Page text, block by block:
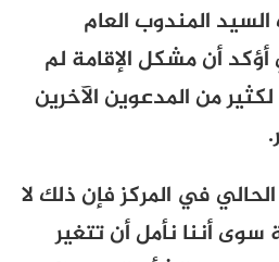
المندوب العام
أؤكد أن مشكل الإقامة لم
من المدعوين الآخرين
في المركز فإن ذلك لا
سوى أننا نأمل أن تتغير